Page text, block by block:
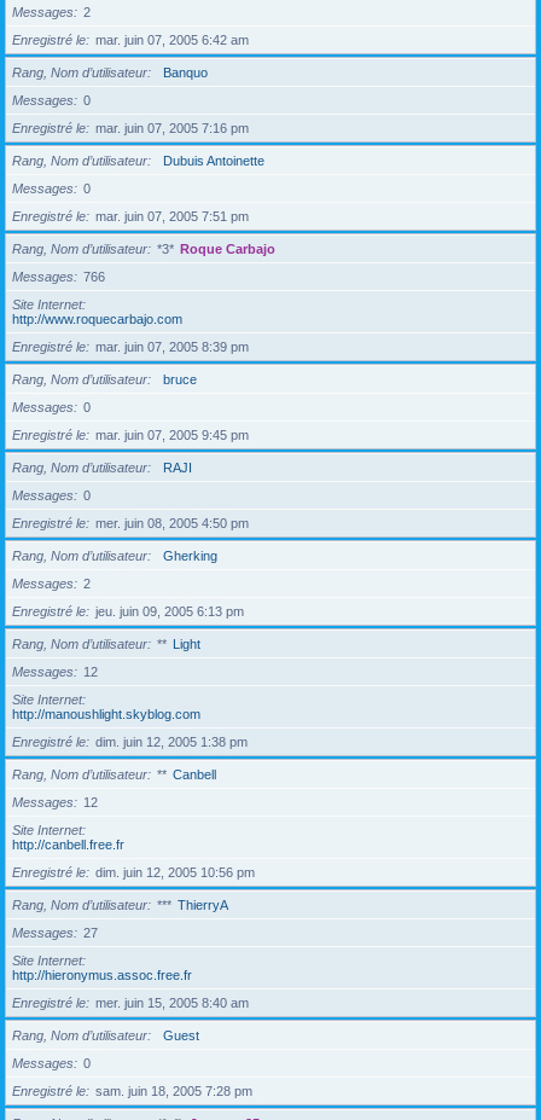
Messages
2
Enregistré le
mar. juin 07, 2005 6:42 am
Rang, Nom d’utilisateur
Banquo
Messages
0
Enregistré le
mar. juin 07, 2005 7:16 pm
Rang, Nom d’utilisateur
Dubuis Antoinette
Messages
0
Enregistré le
mar. juin 07, 2005 7:51 pm
Rang, Nom d’utilisateur *3* Roque Carbajo
Messages
766
Site Internet
http://www.roquecarbajo.com
Enregistré le
mar. juin 07, 2005 8:39 pm
Rang, Nom d’utilisateur
bruce
Messages
0
Enregistré le
mar. juin 07, 2005 9:45 pm
Rang, Nom d’utilisateur
RAJI
Messages
0
Enregistré le
mer. juin 08, 2005 4:50 pm
Rang, Nom d’utilisateur
Gherking
Messages
2
Enregistré le
jeu. juin 09, 2005 6:13 pm
Rang, Nom d’utilisateur ** Light
Messages
12
Site Internet
http://manoushlight.skyblog.com
Enregistré le
dim. juin 12, 2005 1:38 pm
Rang, Nom d’utilisateur ** Canbell
Messages
12
Site Internet
http://canbell.free.fr
Enregistré le
dim. juin 12, 2005 10:56 pm
Rang, Nom d’utilisateur *** ThierryA
Messages
27
Site Internet
http://hieronymus.assoc.free.fr
Enregistré le
mer. juin 15, 2005 8:40 am
Rang, Nom d’utilisateur
Guest
Messages
0
Enregistré le
sam. juin 18, 2005 7:28 pm